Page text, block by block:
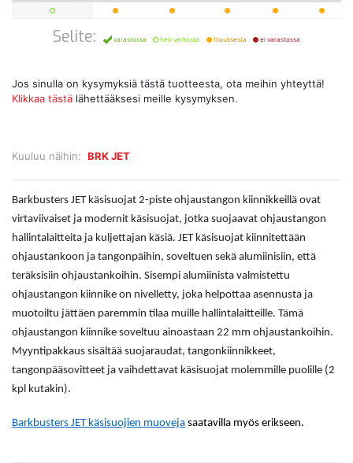
Kuuluu näihin: BRK JET
Selite: varastossa heti verkosta tilauksesta ei varastossa
Jos sinulla on kysymyksiä tästä tuotteesta, ota meihin yhteyttä!
Klikkaa tästä lähettääksesi meille kysymyksen.
Barkbusters JET käsisuojat 2-piste ohjaustangon kiinnikkeillä ovat
virtaviivaiset ja modernit käsisuojat, jotka suojaavat ohjaustangon
hallintalaitteita ja kuljettajan käsiä. JET käsisuojat kiinnitettään
ohjaustankoon ja tangonpäihin, soveltuen sekä alumiinisiin, että
teräksisiin ohjaustankoihin. Sisempi alumiinista valmistettu
ohjaustangon kiinnike on nivelletty, joka helpottaa asennusta ja
muotoiltu jättäen paremmin tilaa muille hallintalaitteille. Tämä
ohjaustangon kiinnike soveltuu ainoastaan 22 mm ohjaustankoihin.
Myyntipakkaus sisältää suojaraudat, tangonkiinnikkeet,
tangonpääsovitteet ja vaihdettavat käsisuojat molemmille puolille (2
kpl kutakin).
Barkbusters JET käsisuojien muoveja saatavilla myös erikseen.